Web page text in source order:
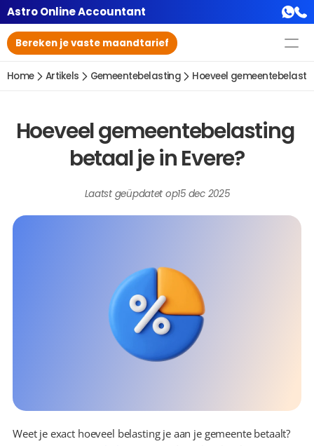
Astro Online Accountant
Bereken je vaste maandtarief
Home Artikels Gemeentebelasting Hoeveel
Hoeveel gemeentebelasting
betaal je in Evere?
Laatst geüpdatet op15 dec 2025
Weet je exact hoeveel belasting je aan je gemeente betaalt?